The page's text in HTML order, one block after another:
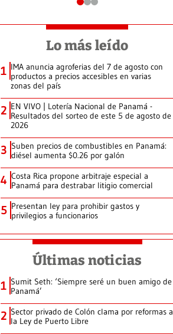
Lo más leído
1 IMA anuncia agroferias del 7 de agosto con
productos a precios accesibles en varias
zonas del país
2 EN VIVO | Lotería Nacional de Panamá -
Resultados del sorteo de este 5 de agosto de
2026
3 Suben precios de combustibles en Panamá:
diésel aumenta $0.26 por galón
4 Costa Rica propone arbitraje especial a
Panamá para destrabar litigio comercial
5 Presentan ley para prohibir gastos y
privilegios a funcionarios
Últimas noticias
1 Sumit Seth: ‘Siempre seré un buen amigo de
Panamá’
2 Sector privado de Colón clama por reformas a
la Ley de Puerto Libre